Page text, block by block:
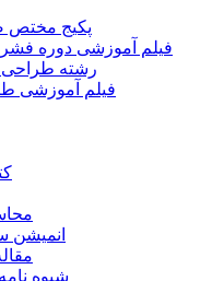
پکیج مختص
فیلم آموزشی دوره
رشته طراحی
فیلم آموزشی
انمیشن
شیوه